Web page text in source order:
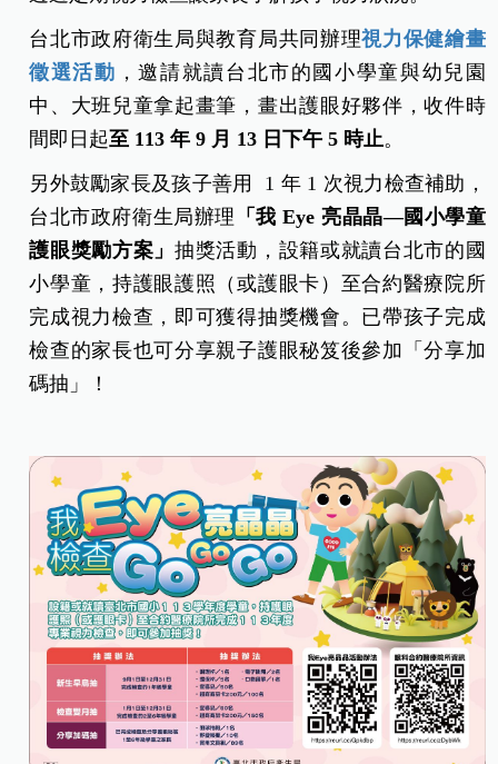
台北市政府衛生局與教育局共同辦理視力保健繪畫
徵選活動 ，邀請就讀台北市的國小學童與幼兒園
中、大班兒童拿起畫筆，畫出護眼好夥伴，收件時
間即日起至 113年 9 月 13 日下午 5 時止。
另外鼓勵家長及孩子善用 1 年 1 次視力檢查補助，
台北市政府衛生局辦理 「我 Eye 亮晶晶—國小學童
護眼獎勵方案」抽獎活動，設籍或就讀台北市的國
小學童，持護眼護照（或護眼卡）至合約醫療院所
完成視力檢查，即可獲得抽獎機會。已帶孩子完成
檢查的家長也可分享親子護眼秘笈後參加「分享加
碼抽」！